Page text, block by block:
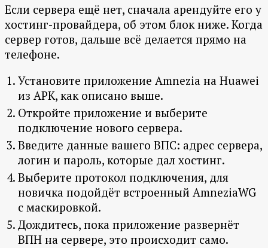
Если сервера ещё нет, сначала арендуйте его у
хостинг-провайдера, об этом блок ниже. Когда
сервер готов, дальше всё делается прямо на
телефоне.
Установите приложение Amnezia на Huawei
из APK, как описано выше.
Откройте приложение и выберите
подключение нового сервера.
Введите данные вашего ВПС: адрес сервера,
логин и пароль, которые дал хостинг.
Выберите протокол подключения, для
новичка подойдёт встроенный AmneziaWG
с маскировкой.
Дождитесь, пока приложение развернёт
ВПН на сервере, это происходит само.